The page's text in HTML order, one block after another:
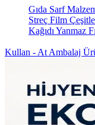
Gıda Sarf
Streç Film
Kağıdı Yanmaz
Kullan - At Ambalaj